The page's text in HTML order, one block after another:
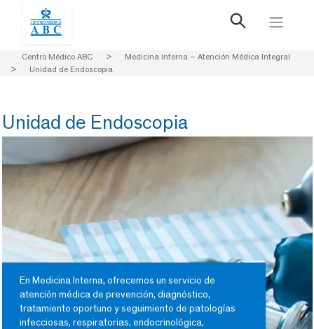
Centro Médico ABC >
Medicina Interna – Atención Médica Integral
>
Unidad de Endoscopia
Unidad de Endoscopia
En Medicina Interna, ofrecemos un servicio de
atención médica de prevención, diagnóstico,
tratamiento oportuno y seguimiento de patologías
infecciosas, respiratorias, endocrinológica,